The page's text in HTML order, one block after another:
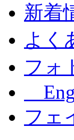
新着
よく
フォ
フェ